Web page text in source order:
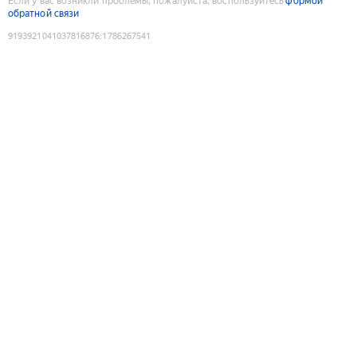
обратной связи
9193921041037816876:1786267541